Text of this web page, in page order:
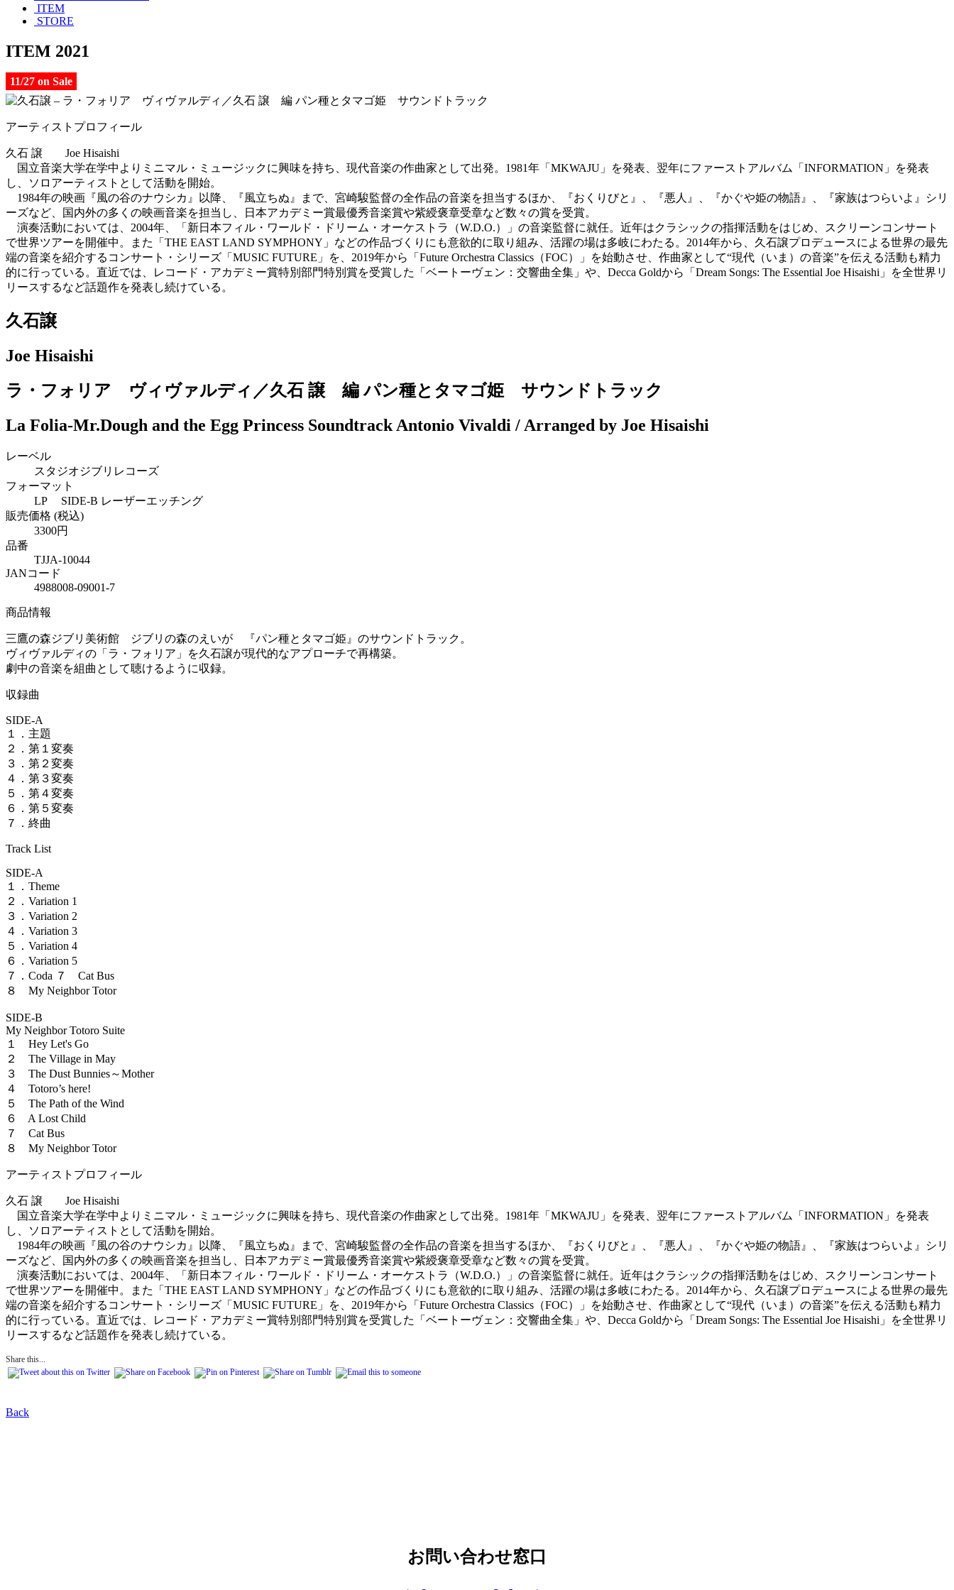
ITEM
STORE
ITEM 2021
11/27 on Sale
アーティストプロフィール
久石 譲 Joe Hisaishi
国立音楽大学在学中よりミニマル・ミュージックに興味を持ち、現代音楽の作曲家として出発。1981年「MKWAJU」を発表、翌年にファーストアルバム「INFORMATION」を発表
し、ソロアーティストとして活動を開始。
1984年の映画『風の谷のナウシカ』以降、『風立ちぬ』まで、宮崎駿監督の全作品の音楽を担当するほか、『おくりびと』、『悪人』、『かぐや姫の物語』、『家族はつらいよ』シリ
ーズなど、国内外の多くの映画音楽を担当し、日本アカデミー賞最優秀音楽賞や紫綬褒章受章など数々の賞を受賞。
演奏活動においては、2004年、「新日本フィル・ワールド・ドリーム・オーケストラ（W.D.O.）」の音楽監督に就任。近年はクラシックの指揮活動をはじめ、スクリーンコンサート
で世界ツアーを開催中。また「THE EAST LAND SYMPHONY」などの作品づくりにも意欲的に取り組み、活躍の場は多岐にわたる。2014年から、久石譲プロデュースによる世界の最先
端の音楽を紹介するコンサート・シリーズ「MUSIC FUTURE」を、2019年から「Future Orchestra Classics（FOC）」を始動させ、作曲家として“現代（いま）の音楽”を伝える活動も精力
的に行っている。直近では、レコード・アカデミー賞特別部門特別賞を受賞した「ベートーヴェン：交響曲全集」や、Decca Goldから「Dream Songs: The Essential Joe Hisaishi」を全世界リ
リースするなど話題作を発表し続けている。
久石譲
Joe Hisaishi
ラ・フォリア ヴィヴァルディ／久石 譲 編 パン種とタマゴ姫 サウンドトラック
La Folia-Mr.Dough and the Egg Princess Soundtrack Antonio Vivaldi / Arranged by Joe Hisaishi
レーベル
スタジオジブリレコーズ
フォーマット
LP SIDE-B レーザーエッチング
販売価格 (税込)
3300円
品番
TJJA-10044
JANコード
4988008-09001-7
商品情報
三鷹の森ジブリ美術館 ジブリの森のえいが 『パン種とタマゴ姫』のサウンドトラック。
ヴィヴァルディの「ラ・フォリア」を久石譲が現代的なアプローチで再構築。
劇中の音楽を組曲として聴けるように収録。
収録曲
SIDE-A
１．主題
２．第１変奏
３．第２変奏
４．第３変奏
５．第４変奏
６．第５変奏
７．終曲
Track List
SIDE-A
１．Theme
２．Variation 1
３．Variation 2
４．Variation 3
５．Variation 4
６．Variation 5
７．Coda ７ Cat Bus
８ My Neighbor Totor
SIDE-B
My Neighbor Totoro Suite
１ Hey Let's Go
２ The Village in May
３ The Dust Bunnies～Mother
４ Totoro’s here!
５ The Path of the Wind
６ A Lost Child
７ Cat Bus
８ My Neighbor Totor
アーティストプロフィール
久石 譲 Joe Hisaishi
国立音楽大学在学中よりミニマル・ミュージックに興味を持ち、現代音楽の作曲家として出発。1981年「MKWAJU」を発表、翌年にファーストアルバム「INFORMATION」を発表
し、ソロアーティストとして活動を開始。
1984年の映画『風の谷のナウシカ』以降、『風立ちぬ』まで、宮崎駿監督の全作品の音楽を担当するほか、『おくりびと』、『悪人』、『かぐや姫の物語』、『家族はつらいよ』シリ
ーズなど、国内外の多くの映画音楽を担当し、日本アカデミー賞最優秀音楽賞や紫綬褒章受章など数々の賞を受賞。
演奏活動においては、2004年、「新日本フィル・ワールド・ドリーム・オーケストラ（W.D.O.）」の音楽監督に就任。近年はクラシックの指揮活動をはじめ、スクリーンコンサート
で世界ツアーを開催中。また「THE EAST LAND SYMPHONY」などの作品づくりにも意欲的に取り組み、活躍の場は多岐にわたる。2014年から、久石譲プロデュースによる世界の最先
端の音楽を紹介するコンサート・シリーズ「MUSIC FUTURE」を、2019年から「Future Orchestra Classics（FOC）」を始動させ、作曲家として“現代（いま）の音楽”を伝える活動も精力
的に行っている。直近では、レコード・アカデミー賞特別部門特別賞を受賞した「ベートーヴェン：交響曲全集」や、Decca Goldから「Dream Songs: The Essential Joe Hisaishi」を全世界リ
リースするなど話題作を発表し続けている。
Share this...
Back
お問い合わせ窓口